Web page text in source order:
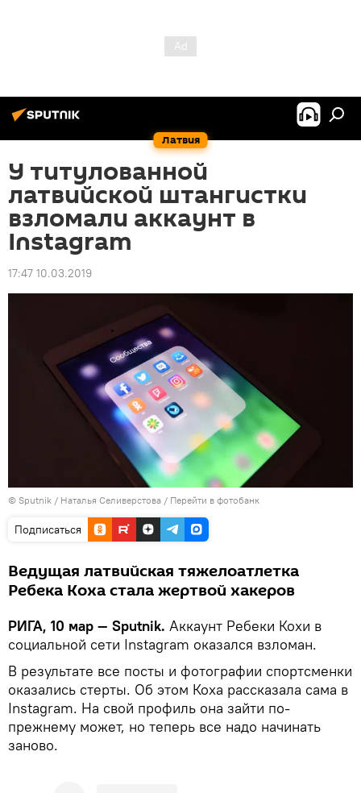
Латвия
У титулованной
латвийской штангистки
взломали аккаунт в
Instagram
17:47 10.03.2019
© Sputnik / Наталья Селиверстова / Перейти в фотобанк
Подписаться
Ведущая латвийская тяжелоатлетка
Ребека Коха стала жертвой хакеров
РИГА, 10 мар — Sputnik. Аккаунт Ребеки Кохи в
социальной сети Instagram оказался взломан.
В результате все посты и фотографии спортсменки
оказались стерты. Об этом Коха рассказала сама в
Instagram. На свой профиль она зайти по-
прежнему может, но теперь все надо начинать
заново.